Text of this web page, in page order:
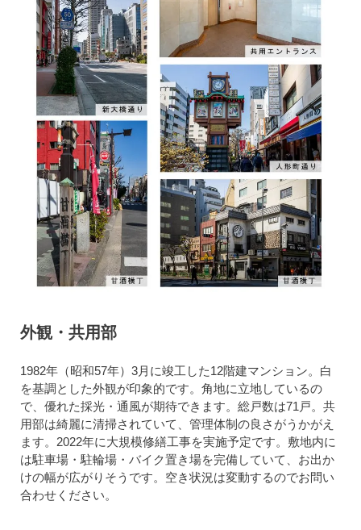
外観・共用部
1982年（昭和57年）3月に竣工した12階建マンション。白
を基調とした外観が印象的です。角地に立地しているの
で、優れた採光・通風が期待できます。総戸数は71戸。共
用部は綺麗に清掃されていて、管理体制の良さがうかがえ
ます。2022年に大規模修繕工事を実施予定です。敷地内に
は駐車場・駐輪場・バイク置き場を完備していて、お出か
けの幅が広がりそうです。空き状況は変動するのでお問い
合わせください。